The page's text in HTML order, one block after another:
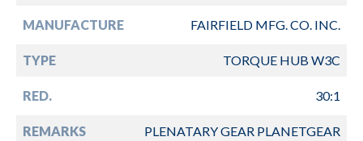
MANUFACTURE FAIRFIELD MFG. CO. INC.
TYPE TORQUE HUB W3C
RED. 30:1
REMARKS PLENATARY GEAR PLANETGEAR